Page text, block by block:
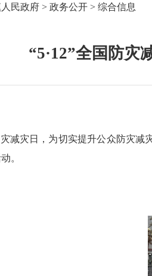
民政府 > 政务公开 > 综合信息
“5·12”全国防灾
减灾日，为切实提升公众防灾
。